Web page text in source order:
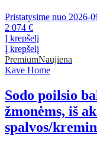
Pristatysime nuo
2 074 €
Į krepšelį
Į krepšelį
PremiumNaujiena
Kave Home
Sodo poilsio
žmonėms, iš
spalvos/